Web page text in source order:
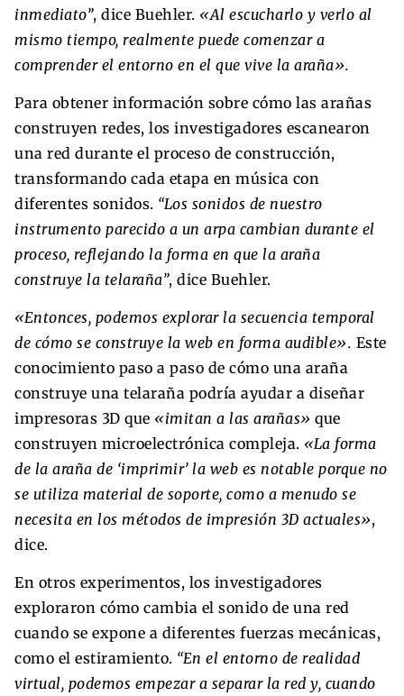
inmediato”, dice Buehler. «Al escucharlo y verlo al
mismo tiempo, realmente puede comenzar a
comprender el entorno en el que vive la araña».
Para obtener información sobre cómo las arañas
construyen redes, los investigadores escanearon
una red durante el proceso de construcción,
transformando cada etapa en música con
diferentes sonidos. “Los sonidos de nuestro
instrumento parecido a un arpa cambian durante el
proceso, reflejando la forma en que la araña
construye la telaraña”, dice Buehler.
«Entonces, podemos explorar la secuencia temporal
de cómo se construye la web en forma audible». Este
conocimiento paso a paso de cómo una araña
construye una telaraña podría ayudar a diseñar
impresoras 3D que «imitan a las arañas» que
construyen microelectrónica compleja. «La forma
de la araña de ‘imprimir’ la web es notable porque no
se utiliza material de soporte, como a menudo se
necesita en los métodos de impresión 3D actuales»,
dice.
En otros experimentos, los investigadores
exploraron cómo cambia el sonido de una red
cuando se expone a diferentes fuerzas mecánicas,
como el estiramiento. “En el entorno de realidad
virtual, podemos empezar a separar la red y, cuando